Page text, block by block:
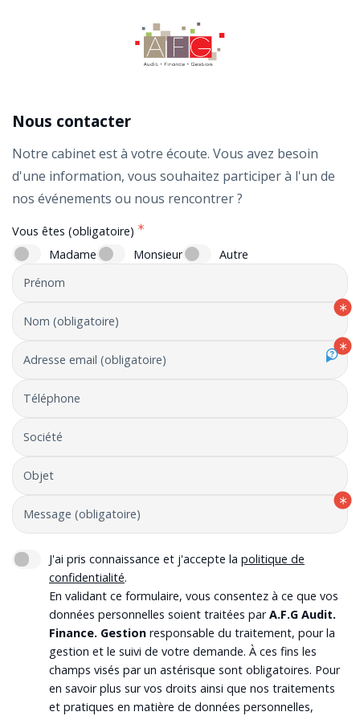
Nous contacter
Notre cabinet est à votre écoute. Vous avez besoin
d'une information, vous souhaitez participer à l'un de
nos événements ou nous rencontrer ?
Madame Monsieur Autre
Vous êtes (obligatoire)
Prénom
Nom (obligatoire)
Adresse email (obligatoire)
Téléphone
Société
Objet
Message (obligatoire)
J'ai pris connaissance et j'accepte la politique de
confidentialité.
En validant ce formulaire, vous consentez à ce que vos
données personnelles soient traitées parA.F.G Audit.
Finance. Gestion responsable du traitement, pour la
gestion et le suivi de votre demande. À ces fins les
champs visés par un astérisque sont obligatoires. Pour
en savoir plus sur vos droits ainsi que nos traitements
et pratiques en matière de données personnelles,